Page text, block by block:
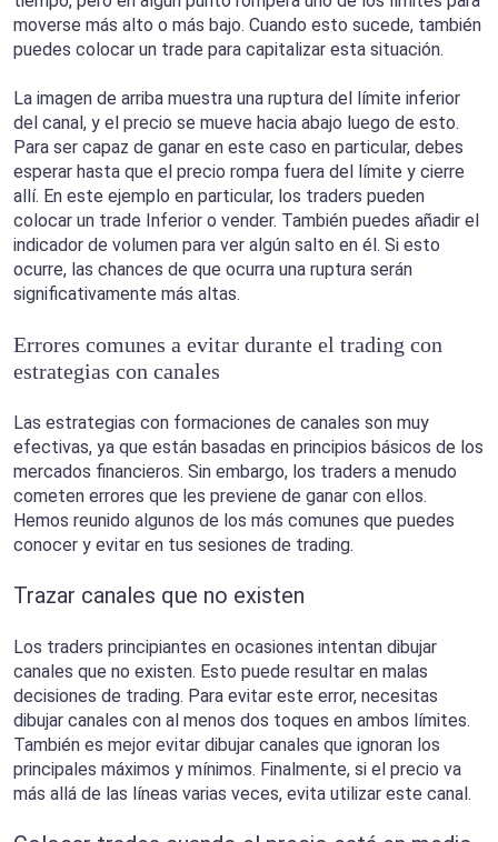
moverse más alto o más bajo. Cuando esto sucede, también
puedes colocar un trade para capitalizar esta situación.
La imagen de arriba muestra una ruptura del límite inferior
del canal, y el precio se mueve hacia abajo luego de esto.
Para ser capaz de ganar en este caso en particular, debes
esperar hasta que el precio rompa fuera del límite y cierre
allí. En este ejemplo en particular, los traders pueden
colocar un trade Inferior o vender. También puedes añadir el
indicador de volumen para ver algún salto en él. Si esto
ocurre, las chances de que ocurra una ruptura serán
significativamente más altas.
Errores comunes a evitar durante el trading con
estrategias con canales
Las estrategias con formaciones de canales son muy
efectivas, ya que están basadas en principios básicos de los
mercados financieros. Sin embargo, los traders a menudo
cometen errores que les previene de ganar con ellos.
Hemos reunido algunos de los más comunes que puedes
conocer y evitar en tus sesiones de trading.
Trazar canales que no existen
Los traders principiantes en ocasiones intentan dibujar
canales que no existen. Esto puede resultar en malas
decisiones de trading. Para evitar este error, necesitas
dibujar canales con al menos dos toques en ambos límites.
También es mejor evitar dibujar canales que ignoran los
principales máximos y mínimos. Finalmente, si el precio va
más allá de las líneas varias veces, evita utilizar este canal.